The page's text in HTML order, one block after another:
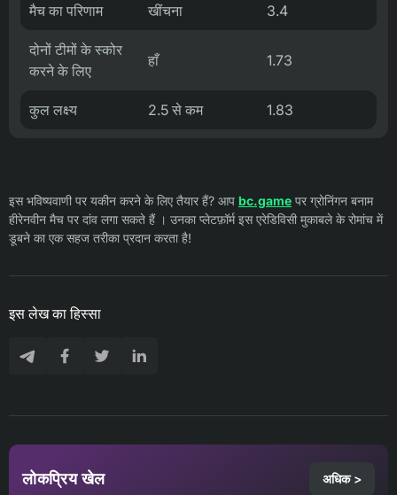
मैच का परिणाम खींचना 3.4
दोनों टीमों के स्कोर
करने के लिए
हाँ 1.73
कुल लक्ष्य 2.5 से कम 1.83
इस भविष्यवाणी पर यकीन करने के लिए तैयार हैं? आप bc.game पर ग्रोनिंगन बनाम
हीरेनवीन मैच पर दांव लगा सकते हैं । उनका प्लेटफ़ॉर्म इस एरेडिविसी मुकाबले के रोमांच में
डूबने का एक सहज तरीका प्रदान करता है!
इस लेख का हिस्सा
लोकप्रिय खेल अधिक >